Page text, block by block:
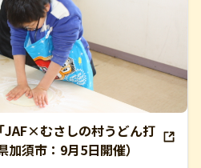
むさしの村うどん打
須市：9月5日開催）